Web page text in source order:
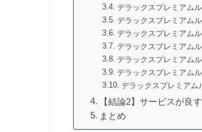
デラックスプレミアム
デラックスプレミアム
デラックスプレミアム
デラックスプレミアム
デラックスプレミアム
デラックスプレミアム
デラックスプレミアム
【結論2】サービスが良
まとめ